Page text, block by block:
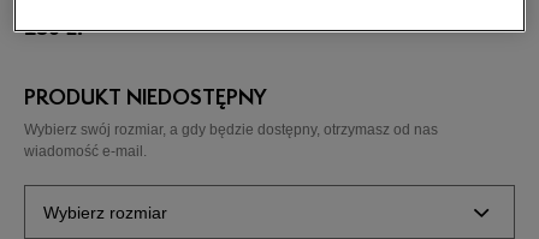
150zł
PRODUKT NIEDOSTĘPNY
Wybierz swój rozmiar, a gdy będzie dostępny, otrzymasz od nas
wiadomość e-mail.
Wybierz rozmiar